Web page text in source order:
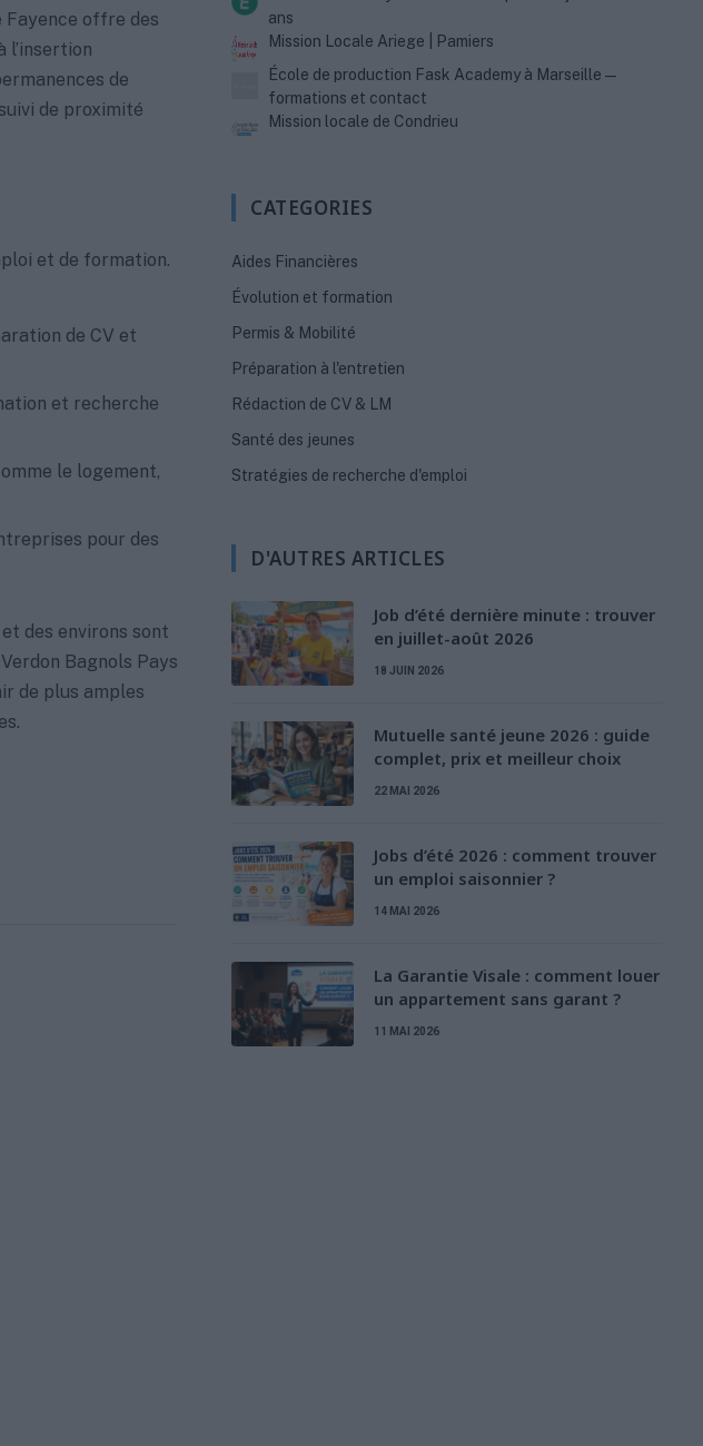
Fayence offre des
l’insertion
de
de proximité
et de formation.
de CV et
et recherche
le logement,
pour des
des environs sont
Bagnols Pays
de plus amples
ans
Mission Locale Ariege | Pamiers
École de production Fask Academy à Marseille —
formations et contact
Mission locale de Condrieu
CATEGORIES
Aides Financières
Évolution et formation
Permis & Mobilité
Préparation à l'entretien
Rédaction de CV & LM
Santé des jeunes
Stratégies de recherche d'emploi
D'AUTRES ARTICLES
Job d’été dernière minute : trouver
en juillet-août 2026
18 JUIN 2026
Mutuelle santé jeune 2026 : guide
complet, prix et meilleur choix
22 MAI 2026
Jobs d’été 2026 : comment trouver
un emploi saisonnier ?
14 MAI 2026
La Garantie Visale : comment louer
un appartement sans garant ?
11 MAI 2026